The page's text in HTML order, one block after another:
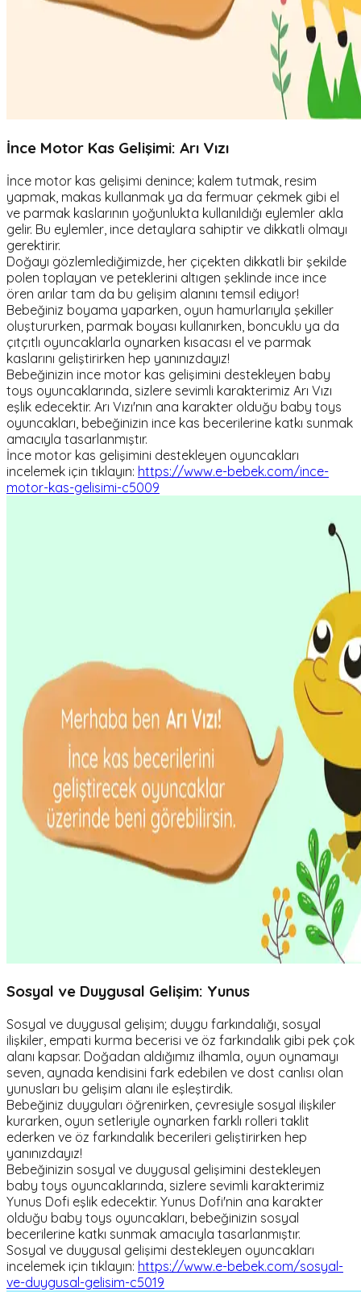
İnce Motor Kas Gelişimi: Arı Vızı
İnce motor kas gelişimi denince; kalem tutmak, resim
yapmak, makas kullanmak ya da fermuar çekmek gibi el
ve parmak kaslarının yoğunlukta kullanıldığı eylemler akla
gelir. Bu eylemler, ince detaylara sahiptir ve dikkatli olmayı
gerektirir.
Doğayı gözlemlediğimizde, her çiçekten dikkatli bir şekilde
polen toplayan ve peteklerini altıgen şeklinde ince ince
ören arılar tam da bu gelişim alanını temsil ediyor!
Bebeğiniz boyama yaparken, oyun hamurlarıyla şekiller
oluştururken, parmak boyası kullanırken, boncuklu ya da
çıtçıtlı oyuncaklarla oynarken kısacası el ve parmak
kaslarını geliştirirken hep yanınızdayız!
Bebeğinizin ince motor kas gelişimini destekleyen baby
toys oyuncaklarında, sizlere sevimli karakterimiz Arı Vızı
eşlik edecektir. Arı Vızı'nın ana karakter olduğu baby toys
oyuncakları, bebeğinizin ince kas becerilerine katkı sunmak
amacıyla tasarlanmıştır.
İnce motor kas gelişimini destekleyen oyuncakları
incelemek için tıklayın: https://www.e-bebek.com/ince-
motor-kas-gelisimi-c5009
Sosyal ve Duygusal Gelişim: Yunus
Sosyal ve duygusal gelişim; duygu farkındalığı, sosyal
ilişkiler, empati kurma becerisi ve öz farkındalık gibi pek çok
alanı kapsar. Doğadan aldığımız ilhamla, oyun oynamayı
seven, aynada kendisini fark edebilen ve dost canlısı olan
yunusları bu gelişim alanı ile eşleştirdik.
Bebeğiniz duyguları öğrenirken, çevresiyle sosyal ilişkiler
kurarken, oyun setleriyle oynarken farklı rolleri taklit
ederken ve öz farkındalık becerileri geliştirirken hep
yanınızdayız!
Bebeğinizin sosyal ve duygusal gelişimini destekleyen
baby toys oyuncaklarında, sizlere sevimli karakterimiz
Yunus Dofi eşlik edecektir. Yunus Dofi'nin ana karakter
olduğu baby toys oyuncakları, bebeğinizin sosyal
becerilerine katkı sunmak amacıyla tasarlanmıştır.
Sosyal ve duygusal gelişimi destekleyen oyuncakları
incelemek için tıklayın: https://www.e-bebek.com/sosyal-
ve-duygusal-gelisim-c5019